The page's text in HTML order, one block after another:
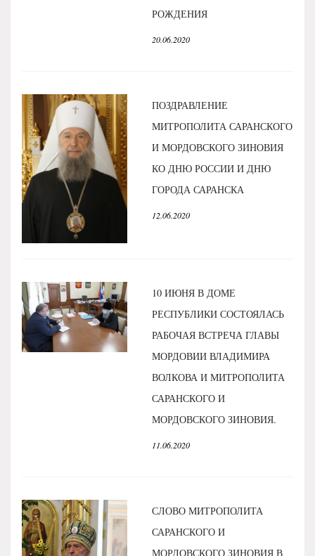
РОЖДЕНИЯ
20.06.2020
ПОЗДРАВЛЕНИЕ
МИТРОПОЛИТА САРАНСКОГО
И МОРДОВСКОГО ЗИНОВИЯ
КО ДНЮ РОССИИ И ДНЮ
ГОРОДА САРАНСКА
12.06.2020
10 ИЮНЯ В ДОМЕ
РЕСПУБЛИКИ СОСТОЯЛАСЬ
РАБОЧАЯ ВСТРЕЧА ГЛАВЫ
МОРДОВИИ ВЛАДИМИРА
ВОЛКОВА И МИТРОПОЛИТА
САРАНСКОГО И
МОРДОВСКОГО ЗИНОВИЯ.
11.06.2020
СЛОВО МИТРОПОЛИТА
САРАНСКОГО И
МОРДОВСКОГО ЗИНОВИЯ В